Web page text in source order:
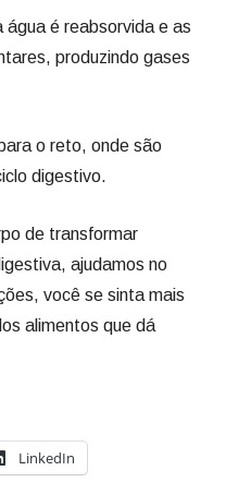
é reabsorvida e as
produzindo gases
o reto, onde são
digestivo.
de transformar
ajudamos no
você se sinta mais
alimentos que dá
LinkedIn